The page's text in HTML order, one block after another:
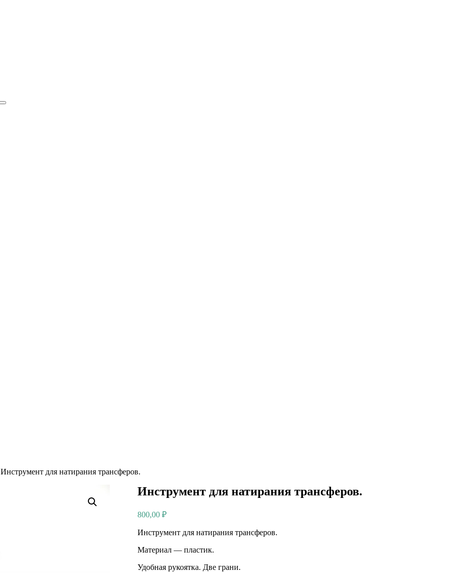
Инструмент для натирания трансферов.
Инструмент для натирания трансферов.
800,00 ₽
Инструмент для натирания трансферов.
Материал — пластик.
Удобная рукоятка. Две грани.